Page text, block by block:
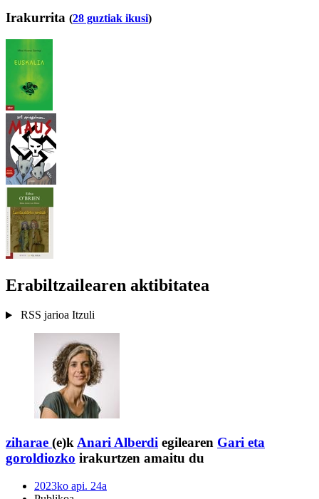
Irakurrita (28 guztiak ikusi)
Erabiltzailearen aktibitatea
RSS jarioa Itzuli
ziharae (e)k Anari Alberdi egilearen Gari eta
goroldiozko irakurtzen amaitu du
2023ko api. 24a